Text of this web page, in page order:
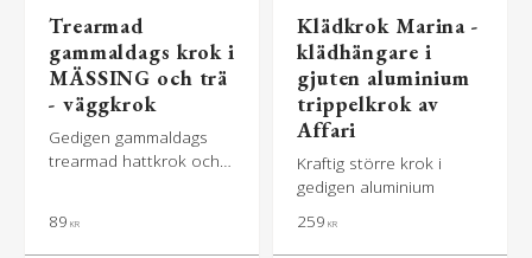
Trearmad
gammaldags krok i
MÄSSING och trä
- väggkrok
Gedigen gammaldags
trearmad hattkrok och
hattpinne - krokar i
89 KR
Klädkrok Marina -
klädhängare i
gjuten aluminium
trippelkrok av
Affari
Kraftig större krok i
gedigen aluminium
259 KR